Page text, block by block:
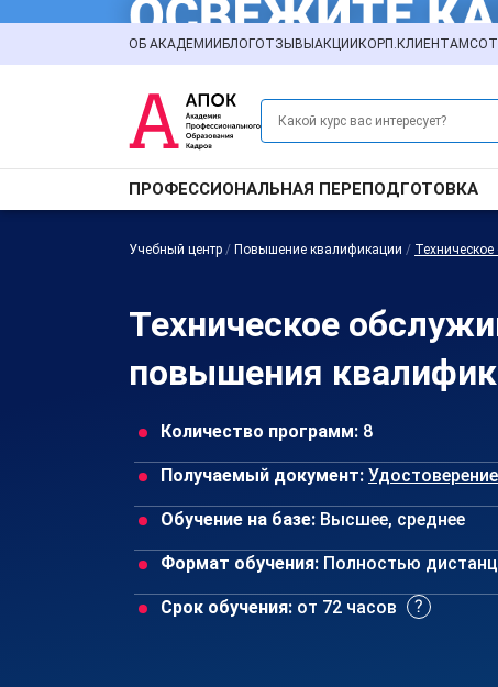
ОБ АКАДЕМИИ БЛОГОТЗЫВЫ АКЦИИ КОРП.КЛИЕНТАМ
ПРОФЕССИОНАЛЬНАЯ ПЕРЕПОДГОТОВКА
Учебный центр / Повышение квалификации /
Техническое
повышения
Количество программ: 8
Получаемый документ:
Обучение на базе: Высшее, среднее
Формат обучения: Полностью
Срок обучения: от 72 часов